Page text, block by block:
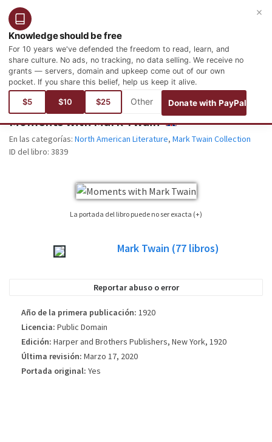
Español
Knowledge should be free
For 10 years we've defended the freedom to read, learn, and
share culture. No ads, no tracking, no data selling. We receive no
grants — servers, domain and upkeep come out of our own
pocket. If you share this belief, help us keep it alive.
$5 $10 $25 Donate with PayPal
×
Está aquí:Idiomas Inglés Literature North American Literature
Moments with Mark Twain ENGLISH
En las categorías: North American Literature, Mark Twain Collection
ID del libro: 3839
La portada del libro puede no ser exacta (+)
edición está publicada. Por favor, considere esta imagen tan sólo como una
Mark Twain (77 libros)
Reportar abuso o error
Año de la primera publicación: 1920
Licencia: Public Domain
Edición: Harper and Brothers Publishers, New York, 1920
Última revisión: Marzo 17, 2020
Portada original: Yes